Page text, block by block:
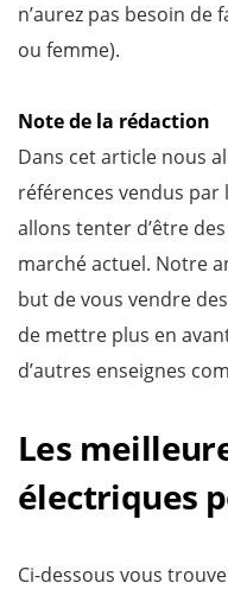
n’aurez pas besoin
ou femme).
Note de la rédaction
Dans cet article nous
références vendus par
allons tenter d’être
marché actuel. Notre
but de vous vendre
de mettre plus en
d’autres enseignes
Les
électriques
Ci-dessous vous